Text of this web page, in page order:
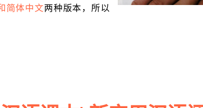
简体中文两种版本，所以